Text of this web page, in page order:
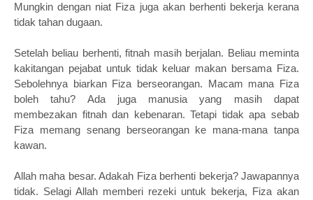
Mungkin dengan niat Fiza juga akan berhenti bekerja kerana
tidak tahan dugaan.
Setelah beliau berhenti, fitnah masih berjalan. Beliau meminta
kakitangan pejabat untuk tidak keluar makan bersama Fiza.
Sebolehnya biarkan Fiza berseorangan. Macam mana Fiza
boleh tahu? Ada juga manusia yang masih dapat
membezakan fitnah dan kebenaran. Tetapi tidak apa sebab
Fiza memang senang berseorangan ke mana-mana tanpa
kawan.
Allah maha besar. Adakah Fiza berhenti bekerja? Jawapannya
tidak. Selagi Allah memberi rezeki untuk bekerja, Fiza akan